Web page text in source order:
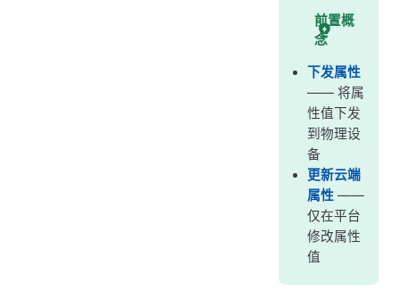
前置概
念
下发属性
—— 将属
性值下发
到物理设
备
更新云端
属性 ——
仅在平台
修改属性
值